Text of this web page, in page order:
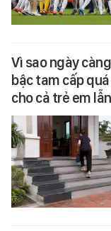
Vì sao ngày
bậc tam cấp
cho cả trẻ em